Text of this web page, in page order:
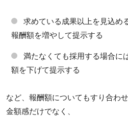
求めている成果以上を見込め
報酬額を増やして提示する
満たなくても採用する場合に
額を下げて提示する
など、報酬額についてもすり合わ
金額感だけでなく、